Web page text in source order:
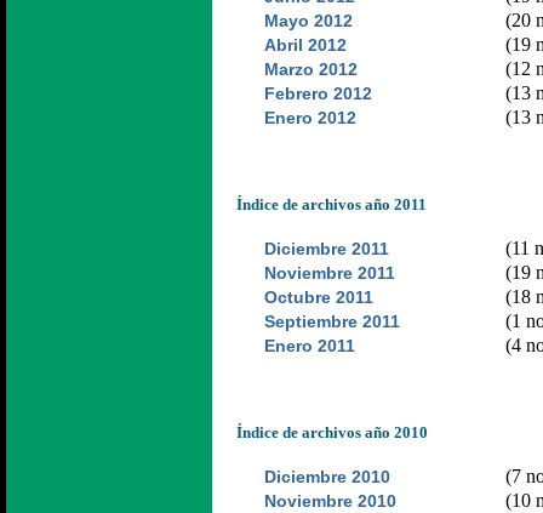
Mayo 2012 (20
Abril 2012 (19
Marzo 2012 (12
Febrero 2012 (13
Enero 2012 (13
Índice de archivos año 2011
Diciembre 2011 (11
Noviembre 2011 (19
Octubre 2011 (18
Septiembre 2011 (1
Enero 2011 (4
Índice de archivos año 2010
Diciembre 2010 (7
Noviembre 2010 (10